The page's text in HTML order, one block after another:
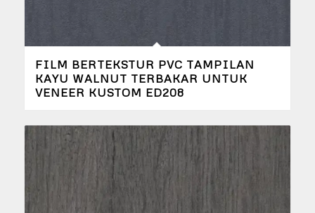
FILM BERTEKSTUR PVC TAMPILAN
KAYU WALNUT TERBAKAR UNTUK
VENEER KUSTOM ED208